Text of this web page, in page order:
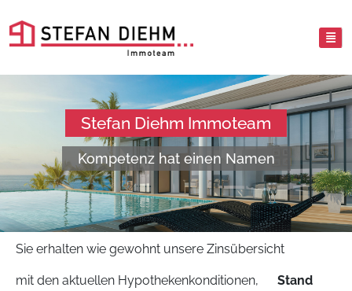
Stefan Diehm Immoteam
Kompetenz hat einen Namen
Sie erhalten wie gewohnt unsere Zinsübersicht
mit den aktuellen Hypothekenkonditionen, Stand